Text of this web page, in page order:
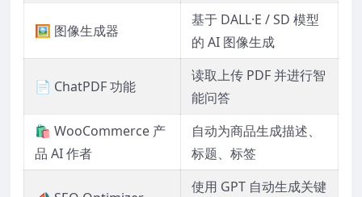
🖼️ 图像生成器
基于 DALL·E / SD 模型
的 AI 图像生成
📄 ChatPDF 功能
读取上传 PDF 并进行智
能问答
🛍️ WooCommerce 产
品 AI 作者
自动为商品生成描述、
标题、标签
使用 GPT 自动生成关键